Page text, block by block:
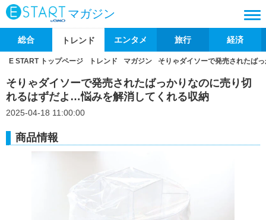
マガジン
総合 トレンド エンタメ 旅行 経済
E START トップページ トレンド マガジン そりゃダイソーで発売されたば
そりゃダイソーで発売されたばっかりなのに売り切
れるはずだよ…悩みを解消してくれる収納
2025-04-18 11:00:00
商品情報